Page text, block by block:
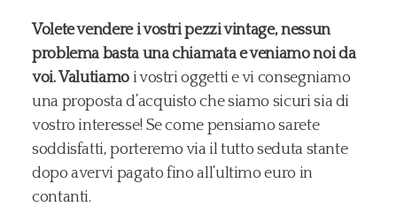
Volete vendere i vostri pezzi vintage, nessun
problema basta una chiamata e veniamo noi da
voi.Valutiamoi vostri oggetti e vi consegniamo
una proposta d’acquisto che siamo sicuri sia di
vostro interesse! Se come pensiamo sarete
soddisfatti, porteremo via il tutto seduta stante
dopo avervi pagato fino all’ultimo euro in
contanti.